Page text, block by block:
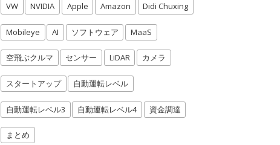
VW NVIDIA Apple Amazon Didi Chuxing
Mobileye AI ソフトウェア MaaS
空飛ぶクルマ センサー LiDAR カメラ
スタートアップ 自動運転レベル
自動運転レベル3 自動運転レベル4 資金調達
まとめ